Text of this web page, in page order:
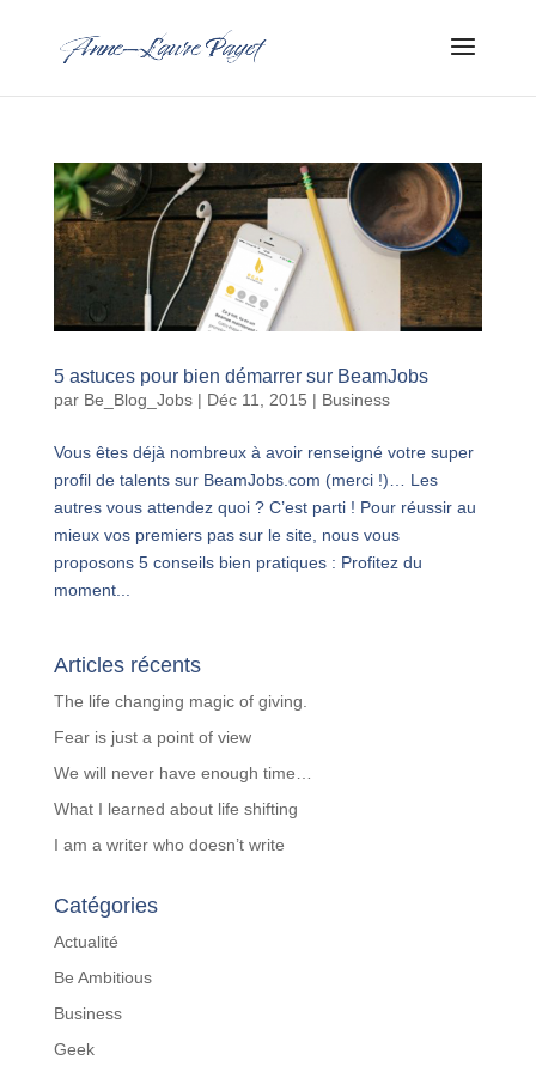
5 astuces pour bien démarrer sur BeamJobs
par Be_Blog_Jobs| Déc 11, 2015 | Business
Vous êtes déjà nombreux à avoir renseigné votre super
profil de talents sur BeamJobs.com (merci !)… Les
autres vous attendez quoi ? C’est parti ! Pour réussir au
mieux vos premiers pas sur le site, nous vous
proposons 5 conseils bien pratiques : Profitez du
moment...
Articles récents
The life changing magic of giving.
Fear is just a point of view
We will never have enough time…
What I learned about life shifting
I am a writer who doesn’t write
Catégories
Actualité
Be Ambitious
Business
Geek